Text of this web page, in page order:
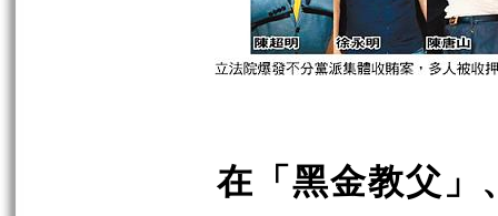
在「黑金教父」